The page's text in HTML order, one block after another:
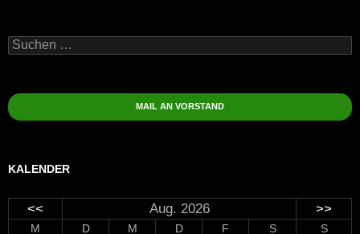
Suchen
nach:
MAIL AN VORSTAND
KALENDER
<< Aug. 2026 >>
M D M D F S
S